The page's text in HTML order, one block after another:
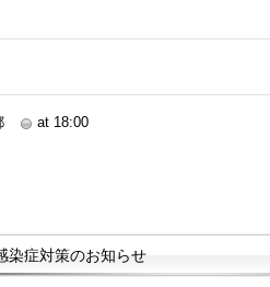
at 18:00
染症対策のお知らせ